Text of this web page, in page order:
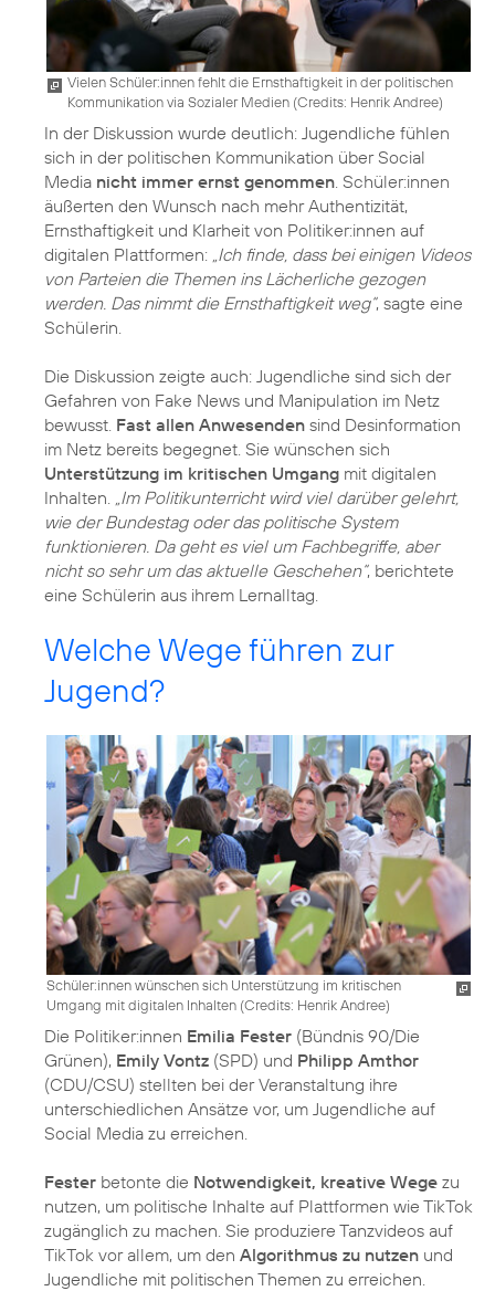
Vielen Schüler:innen fehlt die Ernsthaftigkeit in der politischen
Kommunikation via Sozialer Medien (Credits: Henrik Andree)
In der Diskussion wurde deutlich: Jugendliche fühlen
sich in der politischen Kommunikation über Social
Media nicht immer ernst genommen. Schüler:innen
äußerten den Wunsch nach mehr Authentizität,
Ernsthaftigkeit und Klarheit von Politiker:innen auf
digitalen Plattformen: „Ich finde, dass bei einigen Videos
von Parteien die Themen ins Lächerliche gezogen
werden. Das nimmt die Ernsthaftigkeit weg“, sagte eine
Schülerin.
Die Diskussion zeigte auch: Jugendliche sind sich der
Gefahren von Fake News und Manipulation im Netz
bewusst. Fast allen Anwesenden sind Desinformation
im Netz bereits begegnet. Sie wünschen sich
Unterstützung im kritischen Umgang mit digitalen
Inhalten. „Im Politikunterricht wird viel darüber gelehrt,
wie der Bundestag oder das politische System
funktionieren. Da geht es viel um Fachbegriffe, aber
nicht so sehr um das aktuelle Geschehen“, berichtete
eine Schülerin aus ihrem Lernalltag.
Welche Wege führen zur
Jugend?
Schüler:innen wünschen sich Unterstützung im kritischen
Umgang mit digitalen Inhalten (Credits: Henrik Andree)
Die Politiker:innen Emilia Fester (Bündnis 90/Die
Grünen), Emily Vontz (SPD) und Philipp Amthor
(CDU/CSU) stellten bei der Veranstaltung ihre
unterschiedlichen Ansätze vor, um Jugendliche auf
Social Media zu erreichen.
Fester betonte die Notwendigkeit, kreative Wege zu
nutzen, um politische Inhalte auf Plattformen wie TikTok
zugänglich zu machen. Sie produziere Tanzvideos auf
TikTok vor allem, um den Algorithmus zu nutzen und
Jugendliche mit politischen Themen zu erreichen.